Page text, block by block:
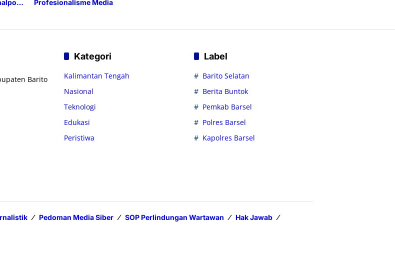
Profesionalisme Media
Barito
Kategori
Kalimantan Tengah
Nasional
Teknologi
Edukasi
Peristiwa
Label
Barito Selatan
Berita Buntok
Pemkab Barsel
Polres Barsel
Kapolres Barsel
Pedoman Media Siber SOP Perlindungan Wartawan
Hak Jawab